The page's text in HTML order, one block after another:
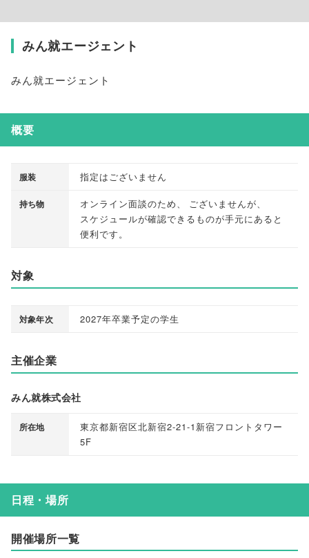
みん就エージェント
みん就エージェント
概要
服装 指定はございません
持ち物 オンライン面談のため、 ございませんが、
スケジュールが確認できるものが手元にあると
便利です。
対象
対象年次 2027年卒業予定の学生
主催企業
みん就株式会社
所在地
東京都新宿区北新宿2-21-1新宿フロントタワー
5F
日程・場所
開催場所一覧